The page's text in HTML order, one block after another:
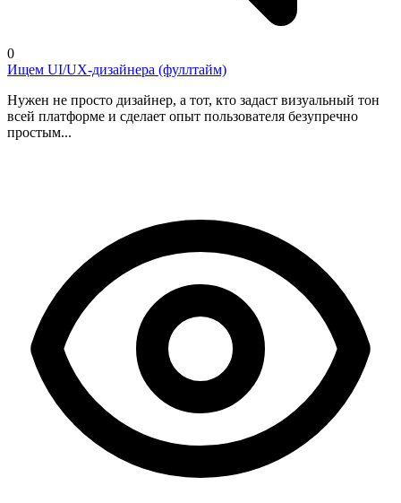
0
Ищем UI/UX-дизайнера (фуллтайм)
Нужен не просто дизайнер, а тот, кто задаст визуальный тон
всей платформе и сделает опыт пользователя безупречно
простым...